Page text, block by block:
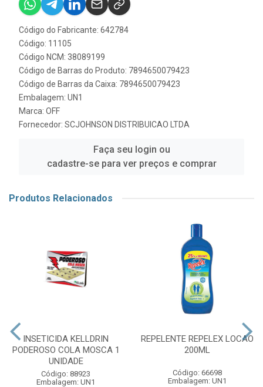
Código do Fabricante: 642784
Código: 11105
Código NCM: 38089199
Código de Barras do Produto: 7894650079423
Código de Barras da Caixa: 7894650079423
Embalagem: UN1
Marca: OFF
Fornecedor: SCJOHNSON DISTRIBUICAO LTDA
Faça seu login ou
cadastre-se para ver preços e comprar
Produtos Relacionados
INSETICIDA KELLDRIN
PODEROSO COLA MOSCA 1
UNIDADE
Código: 88923
Embalagem: UN1
REPELENTE REPELEX LOCAO
200ML
Código: 66698
Embalagem: UN1